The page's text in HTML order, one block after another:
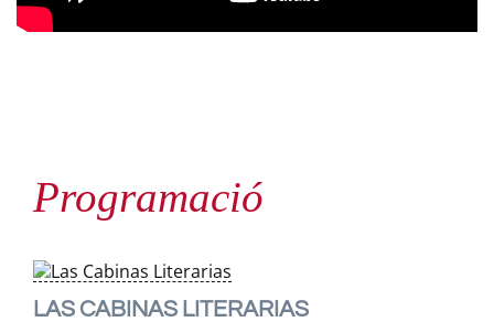
Programació
LAS CABINAS LITERARIAS